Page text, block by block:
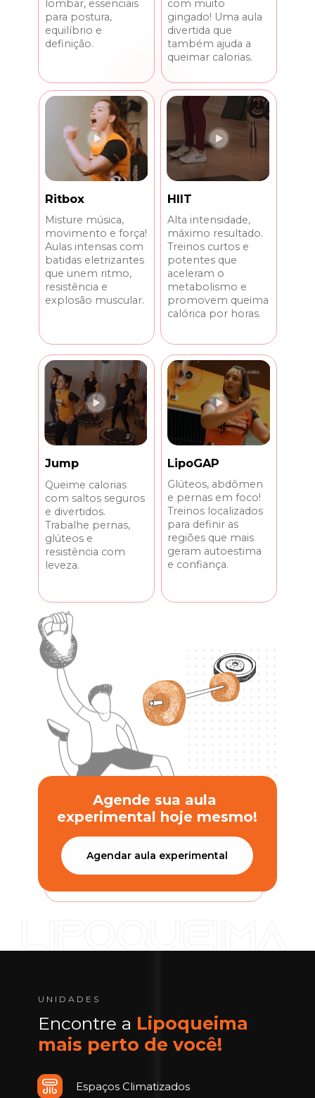
Ritbox HIIT
lombar, essenciais
para postura,
equilíbrio e
definição.
com muito
gingado! Uma aula
divertida que
também ajuda a
queimar calorias.
Alta intensidade,
máximo resultado.
Treinos curtos e
potentes que
aceleram o
metabolismo e
promovem queima
calórica por horas.
Misture música,
movimento e força!
Aulas intensas com
batidas eletrizantes
que unem ritmo,
resistência e
explosão muscular.
Agende sua aula
experimental hoje mesmo!
Jump LipoGAP
Queime calorias
com saltos seguros
e divertidos.
Trabalhe pernas,
glúteos e
resistência com
leveza.
Glúteos, abdômen
e pernas em foco!
Treinos localizados
para definir as
regiões que mais
geram autoestima
e confiança.
Agendar aula experimental
UNIDADES
Encontre a Lipoqueima
mais perto de você!
Espaços Climatizados